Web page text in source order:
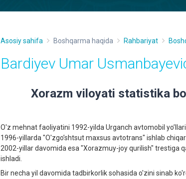
Asosiy sahifa Boshqarma haqida Rahbariyat
Bardiyev Umar
Xorazm viloyati statistika
O'z mehnat faoliyatini 1992-yilda Urganch avtomobil
1996-yillarda "O'zgo’shtsut maxsus avtotrans" ishlab
2002-yillar davomida esa "Xorazmuy-joy qurilish" trestiga
ishladi.
Bir necha yil davomida tadbirkorlik sohasida o'zini sinab